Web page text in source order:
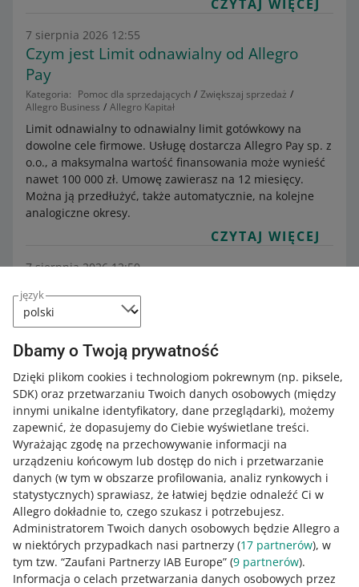
język
Dbamy o Twoją prywatność
Dzięki plikom cookies i technologiom pokrewnym (np. piksele,
SDK) oraz przetwarzaniu Twoich danych osobowych (między
innymi unikalne identyfikatory, dane przeglądarki), możemy
zapewnić, że dopasujemy do Ciebie wyświetlane treści.
Wyrażając zgodę na przechowywanie informacji na
urządzeniu końcowym lub dostęp do nich i przetwarzanie
danych (w tym w obszarze profilowania, analiz rynkowych i
statystycznych) sprawiasz, że łatwiej będzie odnaleźć Ci w
Allegro dokładnie to, czego szukasz i potrzebujesz.
Administratorem Twoich danych osobowych będzie Allegro a
w niektórych przypadkach nasi partnerzy (17 partnerów), w
tym tzw. “Zaufani Partnerzy IAB Europe” (9 partnerów).
Informacja o celach przetwarzania danych osobowych przez
CZYTAJ WIĘCEJ
7 sierpnia 2026 12:55
Czym jest Limit odnawialny od Allegro
Pay
Kategoria: Pomoc dla sprzedających
Zwiększaj sprzedaż
Allegro Business
Allegro Kapitał
Limit odnawialny to odnawialny limit gotówkowy na
dowolne cele firmowe. Usługę dostarcza Allegro Pay sp. z
o.o., a maksymalna wartość finansowania może wynieść
nawet 100 000 zł. Umowę zawierasz na 12 miesięcy.
Można ją przedłużyć, także automatycznie, na kolejne
analogiczne okresy.
CZYTAJ WIĘCEJ
7 sierpnia 2026 12:50
Czym jest Pożyczka na większe potrzeby
od PKO Banku Polskiego
Kategoria: Pomoc dla sprzedających
Pożyczka na większe potrzeby to pożyczka ratalna w
ofercie Allegro Kapitał, przygotowana specjalnie dla
sprzedających we współpracy z PKO Bankiem Polskim.
CZYTAJ WIĘCEJ